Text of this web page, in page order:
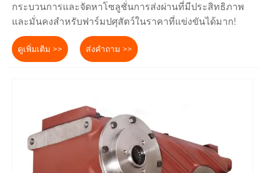
กระบวนการและจัดหาโซลูชั่นการส่งผ่านที่มีประสิทธิภาพ
และมั่นคงสำหรับฟาร์มปศุสัตว์ในราคาที่แข่งขันได้มาก!
ดูเพิ่มเติม >> ส่งคำถาม >>